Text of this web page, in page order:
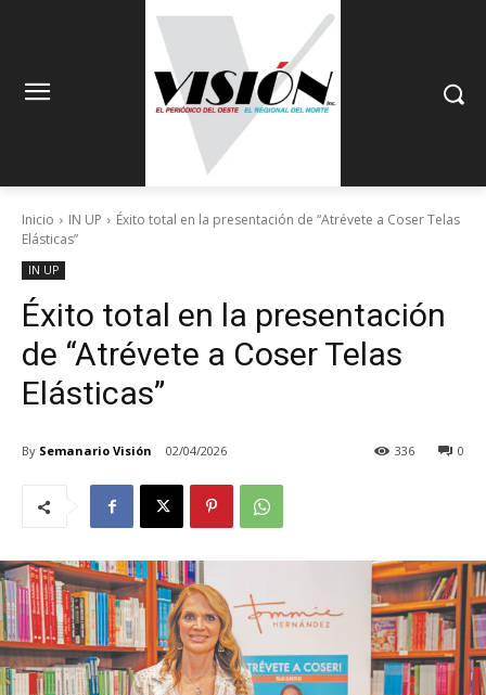
Inicio IN UP
Éxito total en la presentación de “Atrévete a Coser Telas
Elásticas”
IN UP
Éxito total en la presentación
de “Atrévete a Coser Telas
Elásticas”
By Semanario Visión 02/04/2026 0
336